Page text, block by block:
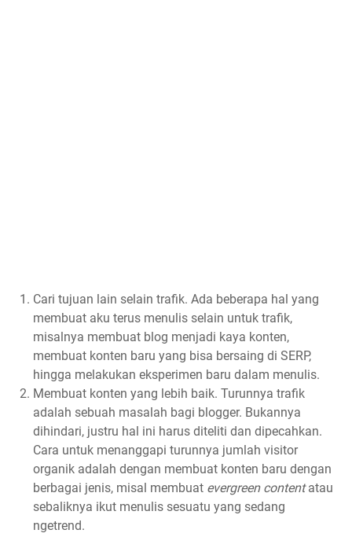
Cari tujuan lain selain trafik. Ada beberapa hal yang
membuat aku terus menulis selain untuk trafik,
misalnya membuat blog menjadi kaya konten,
membuat konten baru yang bisa bersaing di SERP,
hingga melakukan eksperimen baru dalam menulis.
Membuat konten yang lebih baik. Turunnya trafik
adalah sebuah masalah bagi blogger. Bukannya
dihindari, justru hal ini harus diteliti dan dipecahkan.
Cara untuk menanggapi turunnya jumlah visitor
organik adalah dengan membuat konten baru dengan
berbagai jenis, misal membuat evergreen contentatau
sebaliknya ikut menulis sesuatu yang sedang
ngetrend.